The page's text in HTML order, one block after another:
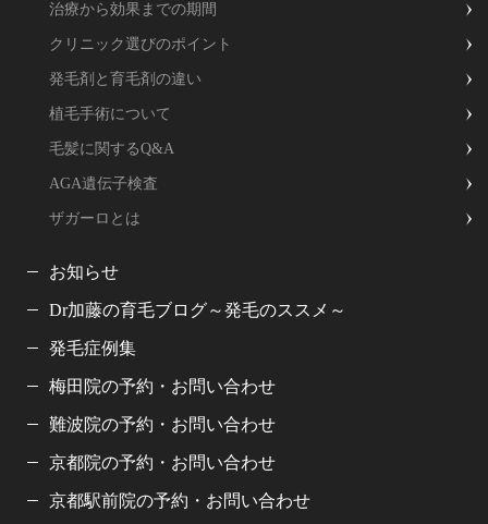
治療から効果までの期間
クリニック選びのポイント
発毛剤と育毛剤の違い
植毛手術について
毛髪に関するQ&A
AGA遺伝子検査
ザガーロとは
お知らせ
Dr加藤の育毛ブログ～発毛のススメ～
発毛症例集
梅田院の予約・お問い合わせ
難波院の予約・お問い合わせ
京都院の予約・お問い合わせ
京都駅前院の予約・お問い合わせ